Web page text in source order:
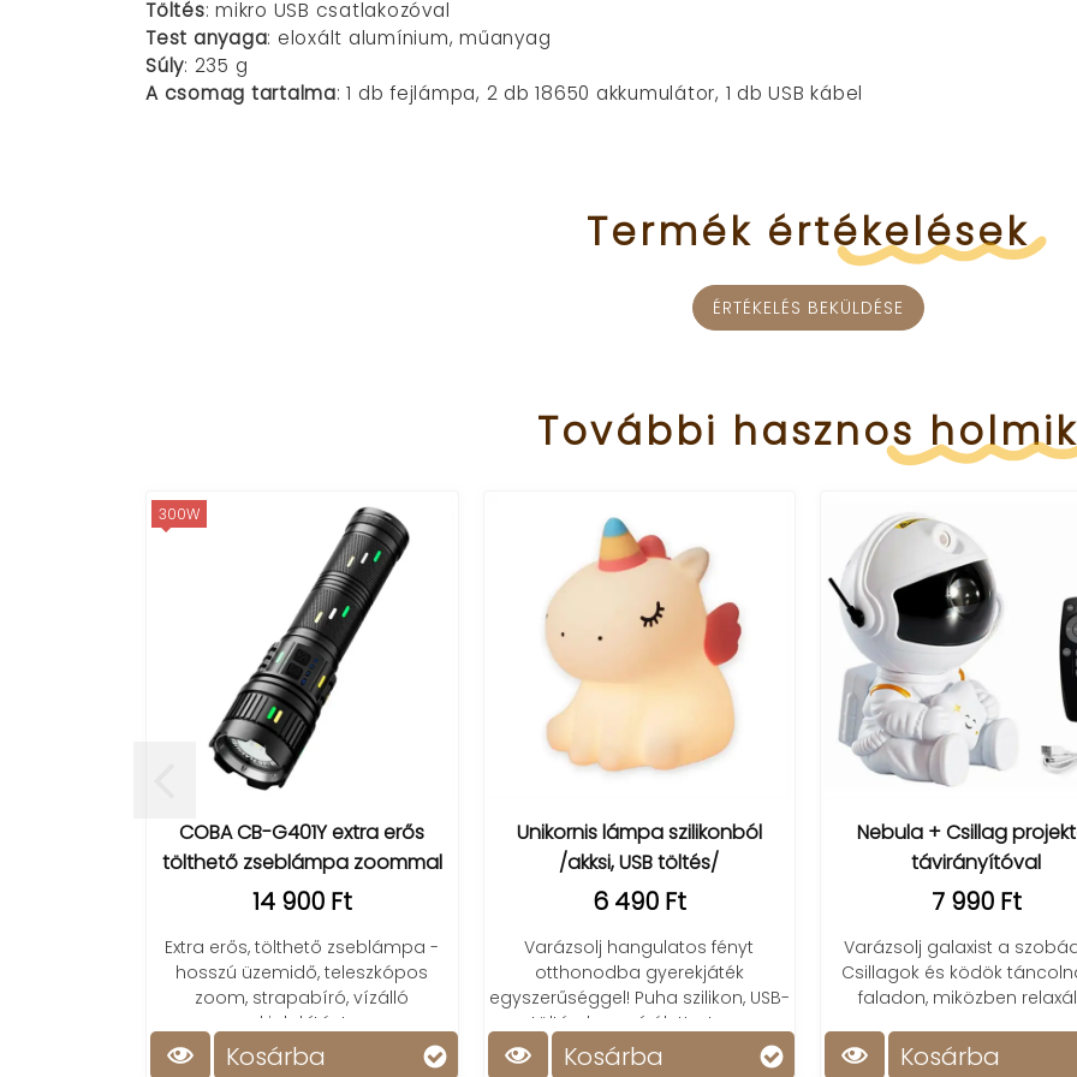
Töltés: mikro USB csatlakozóval
Test anyaga: eloxált alumínium, műanyag
Súly: 235 g
A csomag tartalma: 1 db fejlámpa, 2 db 18650 akkumulátor, 1 db USB kábel
Termék értékelések
ÉRTÉKELÉS BEKÜLDÉSE
További hasznos holmik
COBA CB-G401Y extra erős
tölthető zseblámpa zoommal
14 900 Ft
Extra erős, tölthető zseblámpa -
hosszú üzemidő, teleszkópos
zoom, strapabíró, vízálló
Kosárba
Unikornis lámpa szilikonból
/akksi, USB töltés/
6 490 Ft
Varázsolj hangulatos fényt
otthonodba gyerekjáték
egyszerűséggel! Puha szilikon, USB-
töltés, hosszú élettartam.
Kosárba
Nebula + Csillag projektor
távirányítóval
Varázsolj galaxist a szobádba!
Csillagok és ködök táncolnak a
faladon, miközben relaxálsz
Kosárba